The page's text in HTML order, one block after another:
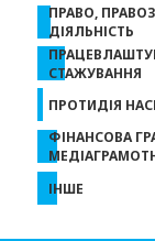
ПРАВО,
ДІЯЛЬНІСТЬ
СТАЖУВАННЯ
ПРОТИДІЯ
ФІНАНСОВА
ІНШЕ